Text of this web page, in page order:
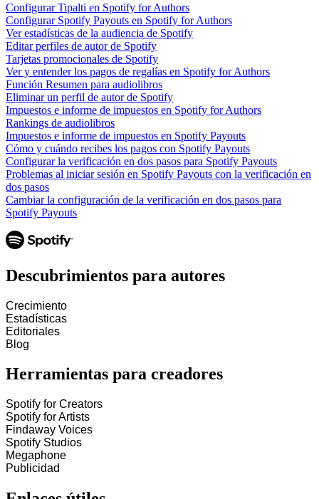
Configurar Tipalti en Spotify for Authors
Configurar Spotify Payouts en Spotify for Authors
Ver estadísticas de la audiencia de Spotify
Editar perfiles de autor de Spotify
Tarjetas promocionales de Spotify
Ver y entender los pagos de regalías en Spotify for Authors
Función Resumen para audiolibros
Eliminar un perfil de autor de Spotify
Impuestos e informe de impuestos en Spotify for Authors
Rankings de audiolibros
Impuestos e informe de impuestos en Spotify Payouts
Cómo y cuándo recibes los pagos con Spotify Payouts
Configurar la verificación en dos pasos para Spotify Payouts
Problemas al iniciar sesión en Spotify Payouts con la verificación en
dos pasos
Cambiar la configuración de la verificación en dos pasos para
Spotify Payouts
Descubrimientos para autores
Crecimiento
Estadísticas
Editoriales
Blog
Herramientas para creadores
Spotify for Creators
Spotify for Artists
Findaway Voices
Spotify Studios
Megaphone
Publicidad